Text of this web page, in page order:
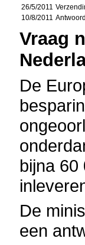
26/5/2011
10/8/2011 Antwoord
Vraag
De
bijna 60
De
een